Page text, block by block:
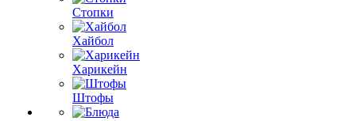
Стопки
Хайбол
Харикейн
Штофы